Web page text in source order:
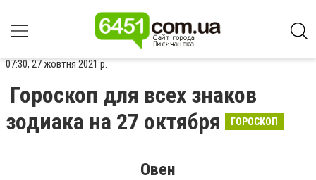
07:30, 27 жовтня 2021 р.
Гороскоп для всех знаков
зодиака на 27 октября
ГОРОСКОП
Овен